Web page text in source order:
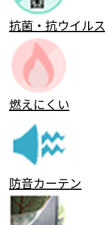
抗菌・抗ウイルス
燃えにくい
防音カーテン